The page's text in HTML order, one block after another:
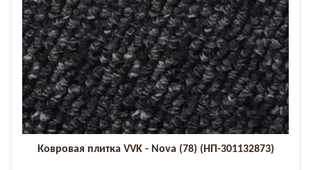
Ковровая плитка VVK - Nova (78) (НП-301132873)